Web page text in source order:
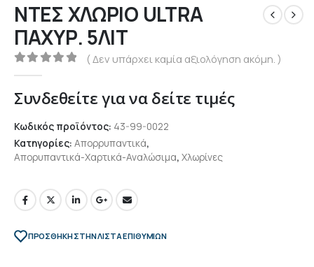
ΝΤΕΣ ΧΛΩΡΙΟ ULTRA
ΠΑΧΥΡ. 5ΛΙΤ
0out of 5
( Δεν υπάρχει καμία αξιολόγηση ακόμη. )
Συνδεθείτε για να δείτε τιμές
Κωδικός προϊόντος: 43-99-0022
Κατηγορίες: Απορρυπαντικά,
Απορυπαντικά-Χαρτικά-Αναλώσιμα, Χλωρίνες
ΠΡΌΣΘΉΚΗ ΣΤΗΝ ΛΊΣΤΑ ΕΠΙΘΥΜΙΏΝ